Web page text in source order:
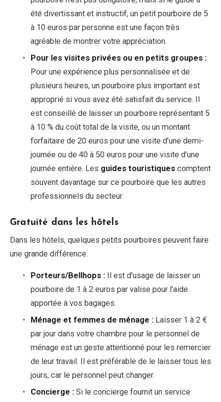
été divertissant et instructif, un petit pourboire de 5
à 10 euros par personne est une façon très
agréable de montrer votre appréciation.
Pour les visites privées ou en petits groupes :
Pour une expérience plus personnalisée et de
plusieurs heures, un pourboire plus important est
approprié si vous avez été satisfait du service. Il
est conseillé de laisser un pourboire représentant 5
à 10 % du coût total de la visite, ou un montant
forfaitaire de 20 euros pour une visite d’une demi-
journée ou de 40 à 50 euros pour une visite d’une
journée entière. Les guides touristiques comptent
souvent davantage sur ce pourboire que les autres
professionnels du secteur.
Gratuité dans les hôtels
Dans les hôtels, quelques petits pourboires peuvent faire
une grande différence.
Porteurs/Bellhops : Il est d’usage de laisser un
pourboire de 1 à 2 euros par valise pour l’aide
apportée à vos bagages.
Ménage et femmes de ménage : Laisser 1 à 2 €
par jour dans votre chambre pour le personnel de
ménage est un geste attentionné pour les remercier
de leur travail. Il est préférable de le laisser tous les
jours, car le personnel peut changer.
Concierge : Si le concierge fournit un service